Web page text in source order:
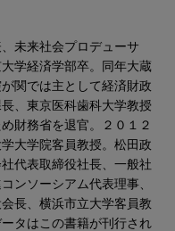
未来社会プロデューサ
学経済学部卒。同年大蔵
関では主として経済財政
、東京医科歯科大学教授
財務省を退官。２０１２
大学院客員教授。松田政
代表取締役社長、一般社
ンソーシアム代表理事、
長、横浜市立大学客員教
タはこの書籍が刊行され